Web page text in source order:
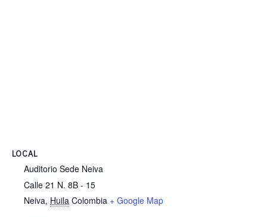
LOCAL
Auditorio Sede Neiva
Calle 21 N. 8B - 15
Neiva, Huila Colombia + Google Map